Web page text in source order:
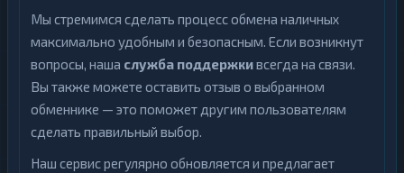
Мы стремимся сделать процесс обмена наличных
максимально удобным и безопасным. Если возникнут
вопросы, наша служба поддержкивсегда на связи.
Вы также можете оставить отзыв о выбранном
обменнике — это поможет другим пользователям
сделать правильный выбор.
Наш сервис регулярно обновляется и предлагает